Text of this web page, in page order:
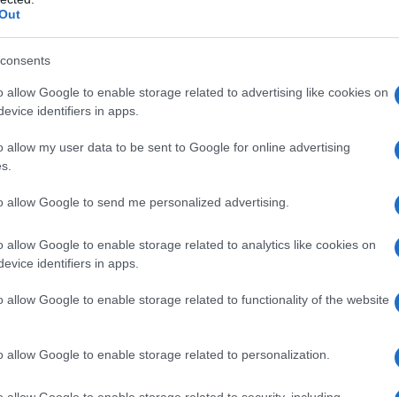
allow Google to enable storage related to advertising like cookies on
identifiers in apps.
allow my user data to be sent to Google for online advertising
allow Google to send me personalized advertising.
allow Google to enable storage related to analytics like cookies on
identifiers in apps.
allow Google to enable storage related to functionality of the website
allow Google to enable storage related to personalization.
στις τρεις υποθέσεις που έχει στα
δείχνουν ή ότι υπάρχει τρίτο
Γιάννης απ’ τη φυλακή.
ο Δημήτρης οδηγεί τον Φίλιππο,